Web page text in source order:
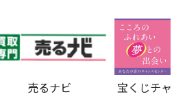
売るナビ
宝くじチ